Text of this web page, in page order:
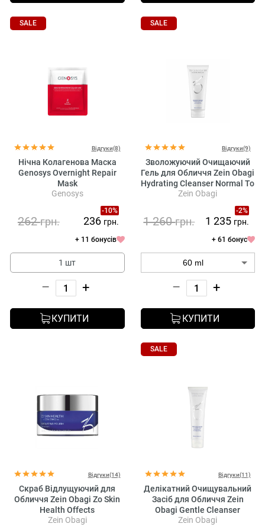
SALE
Відгуки(8)
Нічна Колагенова Маска
Genosys Overnight Repair
Mask
Genosys
-10%
262грн. 236 грн.
+ 11 бонусів
1 шт
– +
КУПИТИ
SALE
Відгуки(9)
Зволожуючий Очищаючий
Гель для Обличчя Zein Obagi
Hydrating Cleanser Normal To
Dry Skin
Zein Obagi
-2%
1 260грн. 1 235 грн.
+ 61 бонус
– +
КУПИТИ
Відгуки(14)
Скраб Відлущуючий для
Обличчя Zein Obagi Zo Skin
Health Offects
Zein Obagi
SALE
Відгуки(11)
Делікатний Очищувальний
Засіб для Обличчя Zein
Obagi Gentle Cleanser
Zein Obagi